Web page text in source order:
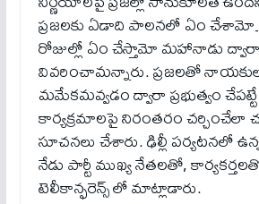
ప్రజలకు ఏడాది పాలనలో ఏం
రోజుల్లో ఏం చేస్తామో మహానాడు ద్వారా
వివరించామన్నారు. ప్రజలతో
మమేకమవ్వడం ద్వారా ప్రభుత్వం చేపట్టే
కార్యక్రమాలపై నిరంతరం చర్చించేలా
సూచనలు చేశారు. ఢిల్లీ ప‌ర్య‌ట‌న‌లో
నేడు పార్టీ ముఖ్య నేత‌ల‌తో,
టెలీకాన్ఫరెన్స్ లో మాట్లాడారు.